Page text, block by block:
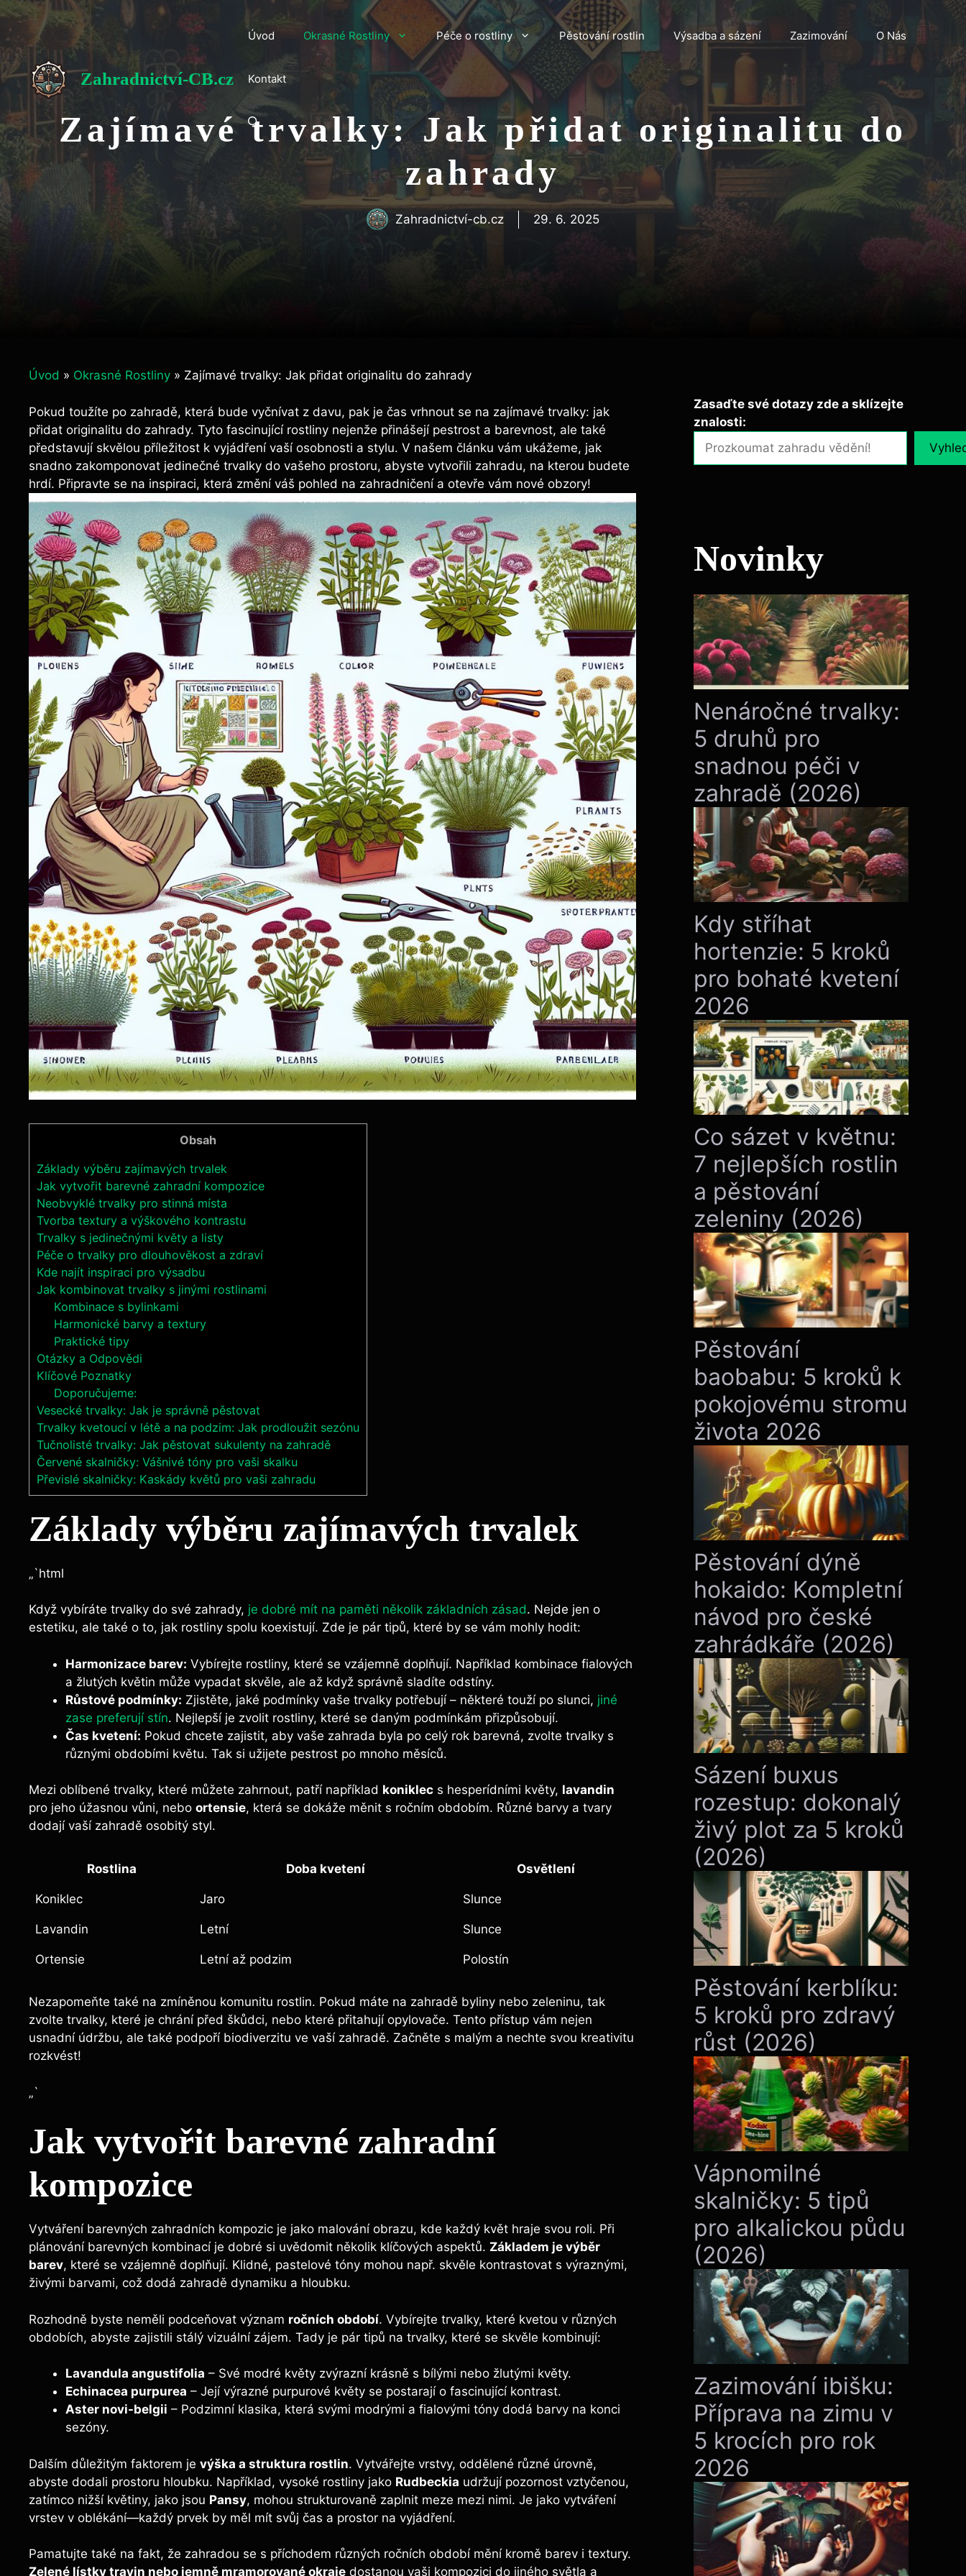
Přeskočit
na
obsah
Zahradnictví-CB.cz
Úvod Okrasné Rostliny Péče o rostliny Pěstování rostlin Výsadba a sázení Zazimování O Nás
Kontakt
Zajímavé trvalky: Jak přidat originalitu do
zahrady
Zahradnictví-cb.cz 29. 6. 2025
Úvod » Okrasné Rostliny » Zajímavé trvalky: Jak přidat originalitu do zahrady
Pokud toužíte po zahradě, která bude vyčnívat z davu, pak je čas vrhnout se na zajímavé trvalky: jak
přidat originalitu do zahrady. Tyto fascinující rostliny nejenže přinášejí pestrost a barevnost, ale také
představují skvělou příležitost k vyjádření vaší osobnosti a stylu. V našem článku vám ukážeme, jak
snadno zakomponovat jedinečné trvalky do vašeho prostoru, abyste vytvořili zahradu, na kterou budete
hrdí. Připravte se na inspiraci, která změní váš pohled na zahradničení a otevře vám nové obzory!
Obsah
Základy výběru zajímavých trvalek
Jak vytvořit barevné zahradní kompozice
Neobvyklé trvalky pro stinná místa
Tvorba textury a výškového kontrastu
Trvalky s jedinečnými květy a listy
Péče o trvalky pro dlouhověkost a zdraví
Kde najít inspiraci pro výsadbu
Jak kombinovat trvalky s jinými rostlinami
Kombinace s bylinkami
Harmonické barvy a textury
Praktické tipy
Otázky a Odpovědi
Klíčové Poznatky
Doporučujeme:
Vesecké trvalky: Jak je správně pěstovat
Trvalky kvetoucí v létě a na podzim: Jak prodloužit sezónu
Tučnolisté trvalky: Jak pěstovat sukulenty na zahradě
Červené skalničky: Vášnivé tóny pro vaši skalku
Převislé skalničky: Kaskády květů pro vaši zahradu
Základy výběru zajímavých trvalek
„`html
Když vybíráte trvalky do své zahrady, je dobré mít na paměti několik základních zásad. Nejde jen o
estetiku, ale také o to, jak rostliny spolu koexistují. Zde je pár tipů, které by se vám mohly hodit:
Harmonizace barev: Vybírejte rostliny, které se vzájemně doplňují. Například kombinace fialových
a žlutých květin může vypadat skvěle, ale až když správně sladíte odstíny.
Růstové podmínky: Zjistěte, jaké podmínky vaše trvalky potřebují – některé touží po slunci, jiné
zase preferují stín. Nejlepší je zvolit rostliny, které se daným podmínkám přizpůsobují.
Čas kvetení: Pokud chcete zajistit, aby vaše zahrada byla po celý rok barevná, zvolte trvalky s
různými obdobími květu. Tak si užijete pestrost po mnoho měsíců.
Mezi oblíbené trvalky, které můžete zahrnout, patří například koniklec s hesperídními květy, lavandin
pro jeho úžasnou vůni, nebo ortensie, která se dokáže měnit s ročním obdobím. Různé barvy a tvary
dodají vaší zahradě osobitý styl.
Rostlina Doba kvetení Osvětlení
Koniklec Jaro Slunce
Lavandin Letní Slunce
Ortensie Letní až podzim Polostín
Nezapomeňte také na zmíněnou komunitu rostlin. Pokud máte na zahradě byliny nebo zeleninu, tak
zvolte trvalky, které je chrání před škůdci, nebo které přitahují opylovače. Tento přístup vám nejen
usnadní údržbu, ale také podpoří biodiverzitu ve vaší zahradě. Začněte s malým a nechte svou kreativitu
rozkvést!
„`
Jak vytvořit barevné zahradní
kompozice
Vytváření barevných zahradních kompozic je jako malování obrazu, kde každý květ hraje svou roli. Při
plánování barevných kombinací je dobré si uvědomit několik klíčových aspektů. Základem je výběr
barev, které se vzájemně doplňují. Klidné, pastelové tóny mohou např. skvěle kontrastovat s výraznými,
živými barvami, což dodá zahradě dynamiku a hloubku.
Rozhodně byste neměli podceňovat význam ročních období. Vybírejte trvalky, které kvetou v různých
obdobích, abyste zajistili stálý vizuální zájem. Tady je pár tipů na trvalky, které se skvěle kombinují:
Lavandula angustifolia – Své modré květy zvýrazní krásně s bílými nebo žlutými květy.
Echinacea purpurea – Její výrazné purpurové květy se postarají o fascinující kontrast.
Aster novi-belgii – Podzimní klasika, která svými modrými a fialovými tóny dodá barvy na konci
sezóny.
Dalším důležitým faktorem je výška a struktura rostlin. Vytvářejte vrstvy, oddělené různé úrovně,
abyste dodali prostoru hloubku. Například, vysoké rostliny jako Rudbeckia udržují pozornost vztyčenou,
zatímco nižší květiny, jako jsou Pansy, mohou strukturovaně zaplnit meze mezi nimi. Je jako vytváření
vrstev v oblékání—každý prvek by měl mít svůj čas a prostor na vyjádření.
Pamatujte také na fakt, že zahradou se s příchodem různých ročních období mění kromě barev i textury.
Zelené lístky travin nebo jemně mramorované okraje dostanou vaši kompozici do jiného světla a
Zasaďte své dotazy zde a sklízejte
znalosti:
Novinky
Nenáročné trvalky:
5 druhů pro
snadnou péči v
zahradě (2026)
Kdy stříhat
hortenzie: 5 kroků
pro bohaté kvetení
2026
Co sázet v květnu:
7 nejlepších rostlin
a pěstování
zeleniny (2026)
Pěstování
baobabu: 5 kroků k
pokojovému stromu
života 2026
Pěstování dýně
hokaido: Kompletní
návod pro české
zahrádkáře (2026)
Sázení buxus
rozestup: dokonalý
živý plot za 5 kroků
(2026)
Pěstování kerblíku:
5 kroků pro zdravý
růst (2026)
Vápnomilné
skalničky: 5 tipů
pro alkalickou půdu
(2026)
Zazimování ibišku:
Příprava na zimu v
5 krocích pro rok
2026